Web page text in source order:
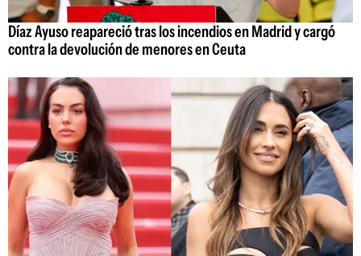
Díaz Ayuso reapareció tras los incendios en Madrid y cargó
contra la devolución de menores en Ceuta